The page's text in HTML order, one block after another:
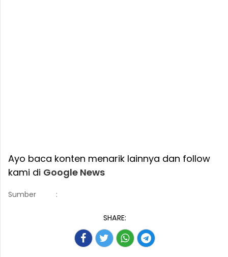
Ayo baca konten menarik lainnya dan follow
kami di Google News
Sumber :
SHARE: